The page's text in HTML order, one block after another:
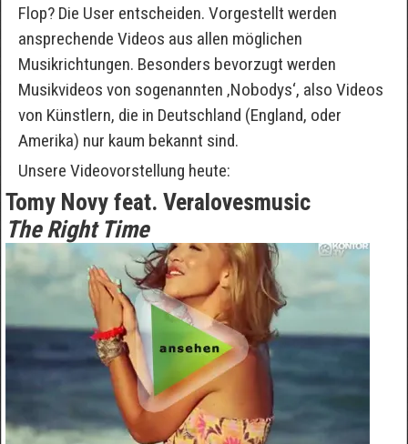
Flop? Die User entscheiden. Vorgestellt werden
ansprechende Videos aus allen möglichen
Musikrichtungen. Besonders bevorzugt werden
Musikvideos von sogenannten ‚Nobodys‘, also Videos
von Künstlern, die in Deutschland (England, oder
Amerika) nur kaum bekannt sind.
Unsere Videovorstellung heute:
Tomy Novy feat. Veralovesmusic
The Right Time